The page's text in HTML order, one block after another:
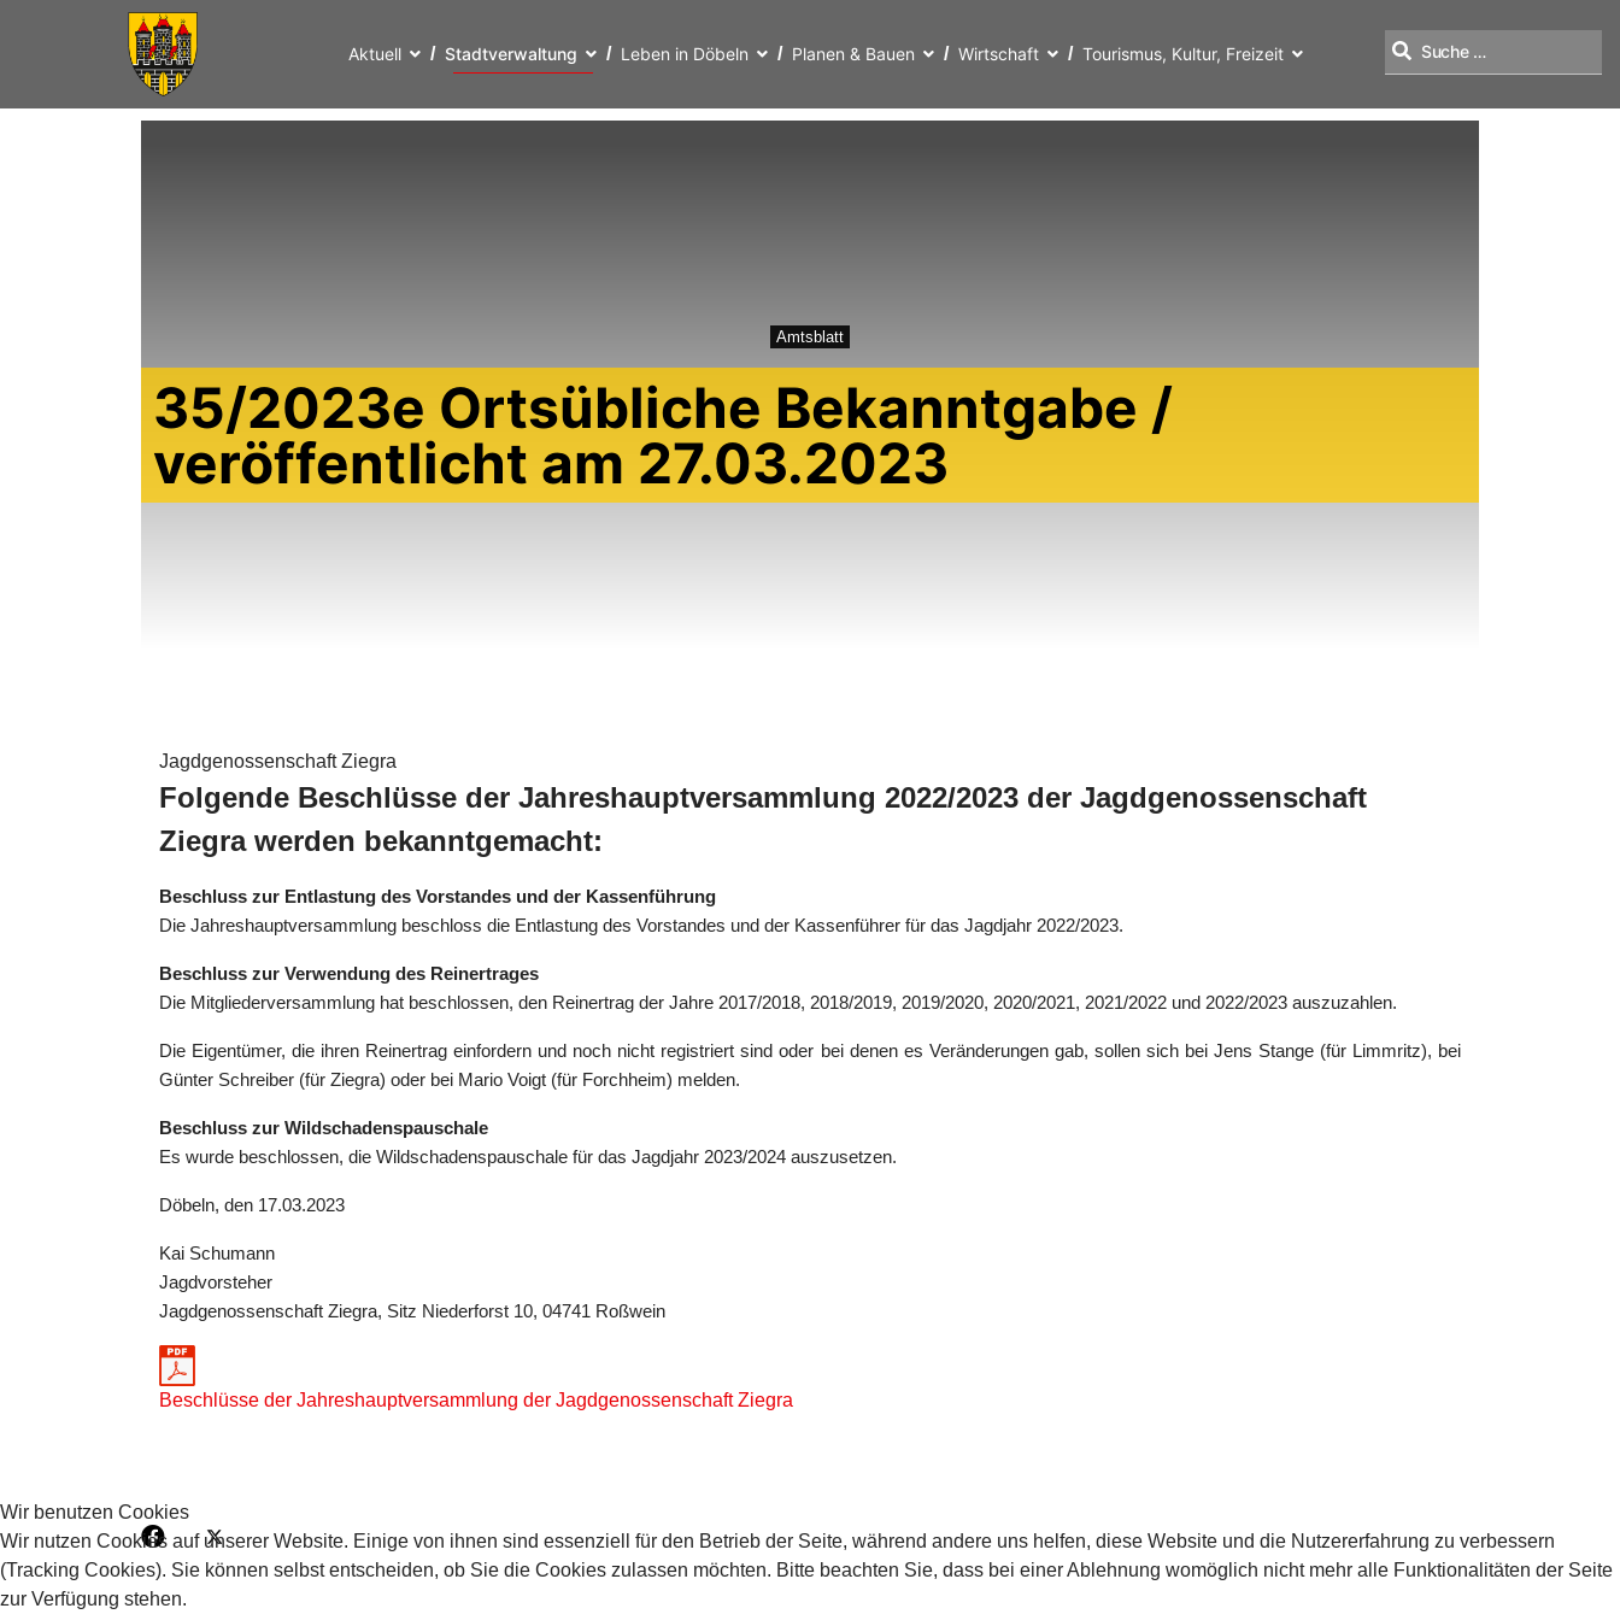
Aktuell Stadtverwaltung Leben in Döbeln Planen & Bauen Wirtschaft Tourismus, Kultur, Freizeit
Amtsblatt
35/2023e Ortsübliche Bekanntgabe /
veröffentlicht am 27.03.2023
Jagdgenossenschaft Ziegra
Folgende Beschlüsse der Jahreshauptversammlung 2022/2023 der Jagdgenossenschaft
Ziegra werden bekanntgemacht:
Beschluss zur Entlastung des Vorstandes und der Kassenführung
Die Jahreshauptversammlung beschloss die Entlastung des Vorstandes und der Kassenführer für das Jagdjahr 2022/2023.
Beschluss zur Verwendung des Reinertrages
Die Mitgliederversammlung hat beschlossen, den Reinertrag der Jahre 2017/2018, 2018/2019, 2019/2020, 2020/2021, 2021/2022 und 2022/2023 auszuzahlen.
Die Eigentümer, die ihren Reinertrag einfordern und noch nicht registriert sind oder bei denen es Veränderungen gab, sollen sich bei Jens Stange (für Limmritz), bei
Günter Schreiber (für Ziegra) oder bei Mario Voigt (für Forchheim) melden.
Beschluss zur Wildschadenspauschale
Es wurde beschlossen, die Wildschadenspauschale für das Jagdjahr 2023/2024 auszusetzen.
Döbeln, den 17.03.2023
Kai Schumann
Jagdvorsteher
Jagdgenossenschaft Ziegra, Sitz Niederforst 10, 04741 Roßwein
Beschlüsse der Jahreshauptversammlung der Jagdgenossenschaft Ziegra
Wir benutzen Cookies
Wir nutzen Cookies auf unserer Website. Einige von ihnen sind essenziell für den Betrieb der Seite, während andere uns helfen, diese Website und die Nutzererfahrung zu verbessern
(Tracking Cookies). Sie können selbst entscheiden, ob Sie die Cookies zulassen möchten. Bitte beachten Sie, dass bei einer Ablehnung womöglich nicht mehr alle Funktionalitäten der Seite
zur Verfügung stehen.